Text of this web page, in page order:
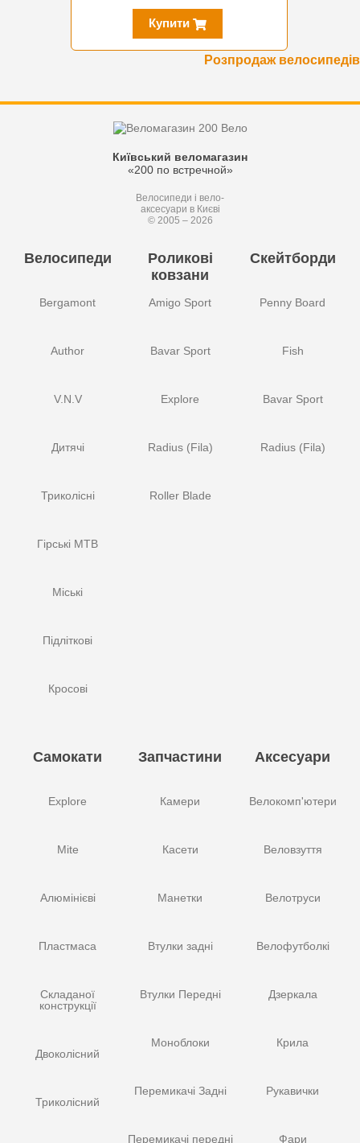
Купити
Розпродаж велосипедів
Київський веломагазин
«200 по встречной»
Велосипеди і вело-
аксесуари в Києві
© 2005 – 2026
Велосипеди
Bergamont
Author
V.N.V
Дитячі
Триколісні
Гірські MTB
Міські
Підліткові
Кросові
Роликові
ковзани
Amigo Sport
Bavar Sport
Explore
Radius (Fila)
Roller Blade
Скейтборди
Penny Board
Fish
Bavar Sport
Radius (Fila)
Самокати
Explore
Mite
Алюмінієві
Пластмаса
Складаної
конструкції
Двоколісний
Триколісний
Запчастини
Камери
Касети
Манетки
Втулки задні
Втулки Передні
Моноблоки
Перемикачі Задні
Перемикачі передні
Аксесуари
Велокомп'ютери
Веловзуття
Велотруси
Велофутболкі
Дзеркала
Крила
Рукавички
Фари